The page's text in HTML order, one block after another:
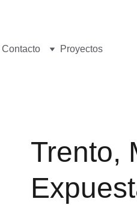
Contacto Proyectos
Trento,